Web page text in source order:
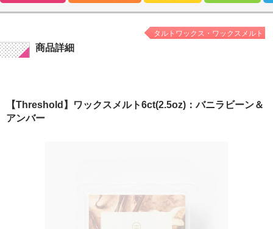
商品詳細
タルトワックス・ワックスメルト
【Threshold】ワックスメルト6ct(2.5oz)：バニラビーン＆
アンバー